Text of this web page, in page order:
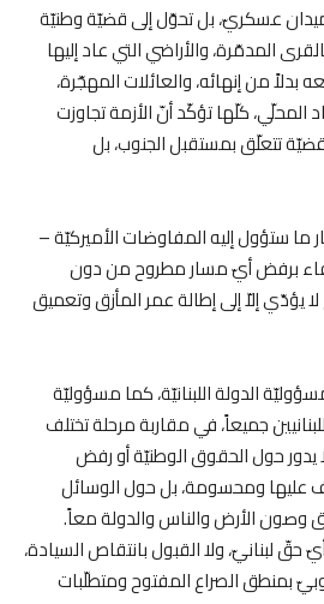
عسكريّ، بل تحوّل إلى قضيّة وطنيّة
المدمّرة، والأراضي التي عاد إليها
بدلاً من إنهائه، والعائلات المهجّرة،
المحلّي، كلّها تؤكّد أنّ الأزمة تجاوزت
تتعلّق بمستقبل الجنوب، بل
ما ستؤول إليه المفاوضات الأميركيّة –
برفض أيّ مسار مطروح من دون
يؤدّي إلاّ إلى إطالة عمر المأزق وتعميق
الدولة اللبنانيّة، كما مسؤوليّة
جميعاً، في مقاربة مرحلة تختلف
يدور حول الحقوق الوطنيّة أو رفض
عليها ومحسومة، بل حول الوسائل
وصون الأرض والناس والدولة معاً.
لبنانيّ، ولا القبول بانتقاص السيادة،
بمنطق الصراع المفتوح ومتطلّبات